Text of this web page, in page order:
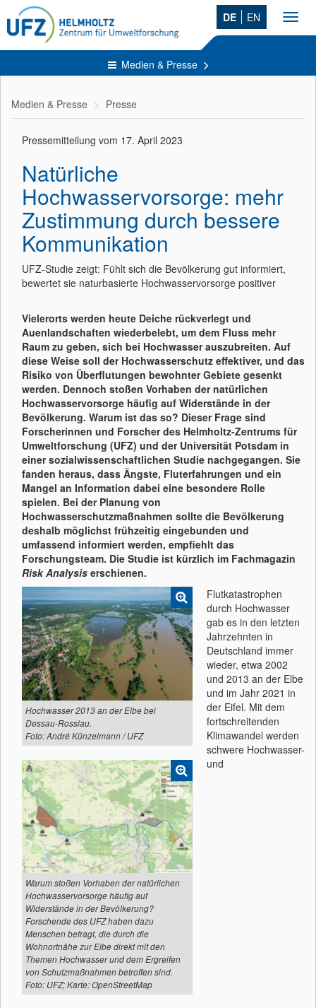
DE EN
Medien & Presse
Medien & Presse Presse
Pressemitteilung vom 17. April 2023
Natürliche
Hochwasservorsorge: mehr
Zustimmung durch bessere
Kommunikation
UFZ-Studie zeigt: Fühlt sich die Bevölkerung gut informiert,
bewertet sie naturbasierte Hochwasservorsorge positiver
Vielerorts werden heute Deiche rückverlegt und
Auenlandschaften wiederbelebt, um dem Fluss mehr
Raum zu geben, sich bei Hochwasser auszubreiten. Auf
diese Weise soll der Hochwasserschutz effektiver, und das
Risiko von Überflutungen bewohnter Gebiete gesenkt
werden. Dennoch stoßen Vorhaben der natürlichen
Hochwasservorsorge häufig auf Widerstände in der
Bevölkerung. Warum ist das so? Dieser Frage sind
Forscherinnen und Forscher des Helmholtz-Zentrums für
Umweltforschung (UFZ) und der Universität Potsdam in
einer sozialwissenschaftlichen Studie nachgegangen. Sie
fanden heraus, dass Ängste, Fluterfahrungen und ein
Mangel an Information dabei eine besondere Rolle
spielen. Bei der Planung von
Hochwasserschutzmaßnahmen sollte die Bevölkerung
deshalb möglichst frühzeitig eingebunden und
umfassend informiert werden, empfiehlt das
Forschungsteam. Die Studie ist kürzlich im Fachmagazin
Risk Analysis erschienen.
Hochwasser 2013 an der Elbe bei
Dessau-Rosslau.
Foto: André Künzelmann / UFZ
Warum stoßen Vorhaben der natürlichen
Hochwasservorsorge häufig auf
Widerstände in der Bevölkerung?
Forschende des UFZ haben dazu
Menschen befragt, die durch die
Wohnortnähe zur Elbe direkt mit den
Themen Hochwasser und dem Ergreifen
von Schutzmaßnahmen betroffen sind.
Foto: UFZ; Karte: OpenStreetMap
Flutkatastrophen
durch Hochwasser
gab es in den letzten
Jahrzehnten in
Deutschland immer
wieder, etwa 2002
und 2013 an der Elbe
und im Jahr 2021 in
der Eifel. Mit dem
fortschreitenden
Klimawandel werden
schwere Hochwasser-
und